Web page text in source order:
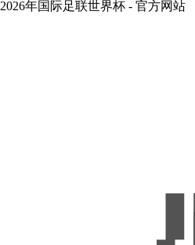
2026年国际足联世界杯 - 官方网站